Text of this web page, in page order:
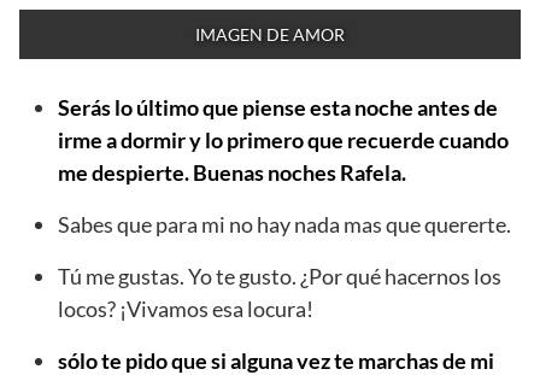
IMAGEN DE AMOR
Serás lo último que piense esta noche antes de
irme a dormir y lo primero que recuerde cuando
me despierte. Buenas noches Rafela.
Sabes que para mi no hay nada mas que quererte.
Tú me gustas. Yo te gusto. ¿Por qué hacernos los
locos? ¡Vivamos esa locura!
sólo te pido que si alguna vez te marchas de mi